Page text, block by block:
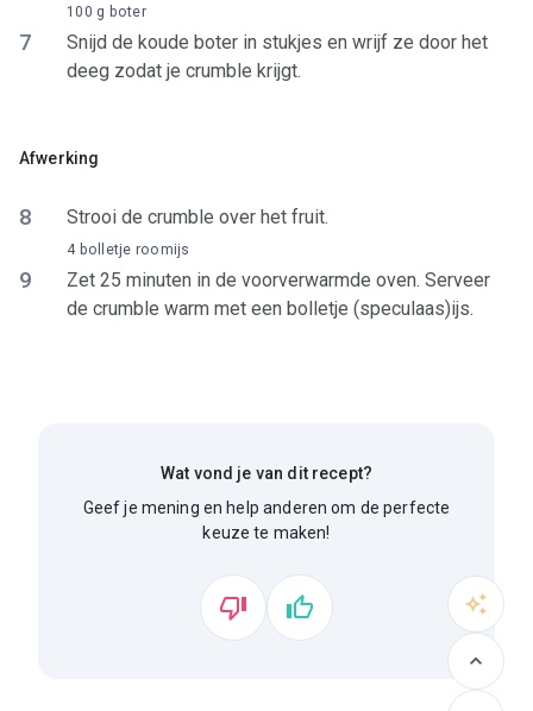
7
Snijd de koude boter in stukjes en wrijf ze door het
deeg zodat je crumble krijgt.
100 g boter
Afwerking
8 Strooi de crumble over het fruit.
9
Zet 25 minuten in de voorverwarmde oven. Serveer
de crumble warm met een bolletje (speculaas)ijs.
4 bolletje roomijs
Wat vond je van dit recept?
Geef je mening en help anderen om de perfecte
keuze te maken!